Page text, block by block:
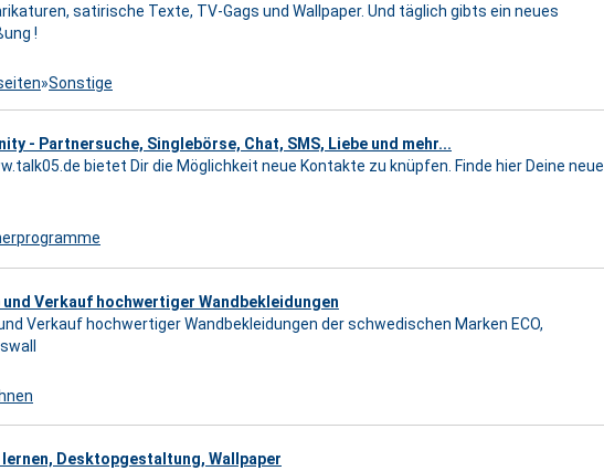
satirische Texte, TV-Gags und Wallpaper. Und täglich gibts ein neues
!
»Sonstige
- Partnersuche, Singlebörse, Chat, SMS, Liebe und mehr...
bietet Dir die Möglichkeit neue Kontakte zu knüpfen. Finde hier Deine neue
Verkauf hochwertiger Wandbekleidungen
Verkauf hochwertiger Wandbekleidungen der schwedischen Marken ECO,
lernen, Desktopgestaltung, Wallpaper